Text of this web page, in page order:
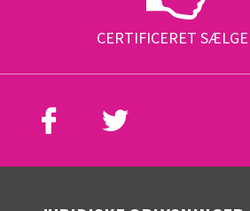
CERTIFICERET